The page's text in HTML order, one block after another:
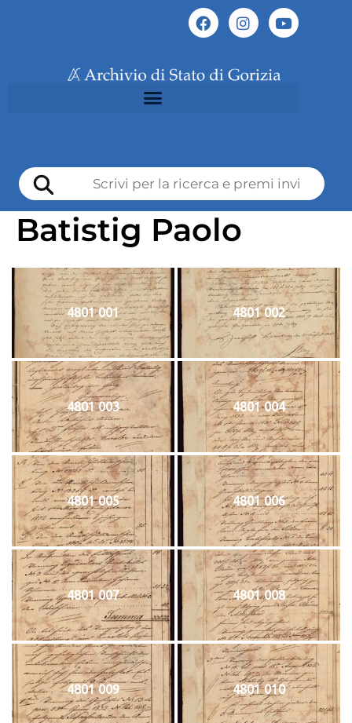
Batistig Paolo
4801 001 4801 002
4801 003 4801 004
4801 005 4801 006
4801 007 4801 008
4801 009 4801 010